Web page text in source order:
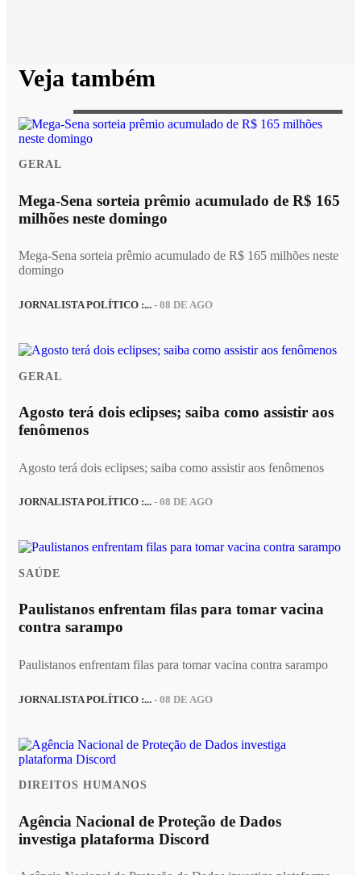
Veja também
GERAL
Mega-Sena sorteia prêmio acumulado de R$ 165
milhões neste domingo
Mega-Sena sorteia prêmio acumulado de R$ 165 milhões neste
domingo
JORNALISTA POLÍTICO :... - 08 DE AGO
GERAL
Agosto terá dois eclipses; saiba como assistir aos
fenômenos
Agosto terá dois eclipses; saiba como assistir aos fenômenos
JORNALISTA POLÍTICO :... - 08 DE AGO
SAÚDE
Paulistanos enfrentam filas para tomar vacina
contra sarampo
Paulistanos enfrentam filas para tomar vacina contra sarampo
JORNALISTA POLÍTICO :... - 08 DE AGO
DIREITOS HUMANOS
Agência Nacional de Proteção de Dados
investiga plataforma Discord